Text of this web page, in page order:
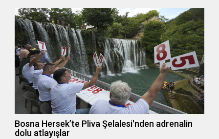
Bosna Hersek’te Pliva Şelalesi'nden adrenalin
dolu atlayışlar